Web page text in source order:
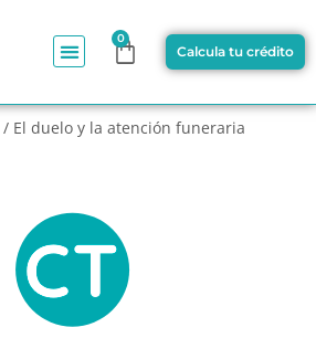
0
Calcula tu crédito
/ El duelo y la atención funeraria